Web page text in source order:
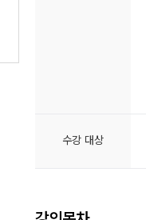
수강 대상